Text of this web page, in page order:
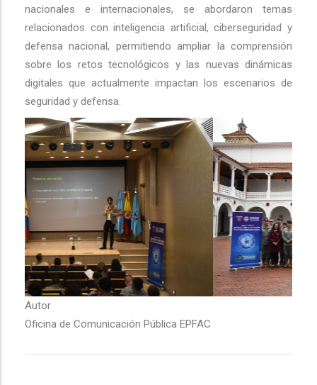
nacionales e internacionales, se abordaron temas
relacionados con inteligencia artificial, ciberseguridad y
defensa nacional, permitiendo ampliar la comprensión
sobre los retos tecnológicos y las nuevas dinámicas
digitales que actualmente impactan los escenarios de
seguridad y defensa.
Autor
Oficina de Comunicación Pública EPFAC